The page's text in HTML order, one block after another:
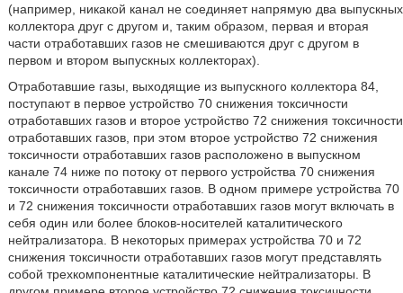
(например, никакой канал не соединяет напрямую два выпускных
коллектора друг с другом и, таким образом, первая и вторая
части отработавших газов не смешиваются друг с другом в
первом и втором выпускных коллекторах).
Отработавшие газы, выходящие из выпускного коллектора 84,
поступают в первое устройство 70 снижения токсичности
отработавших газов и второе устройство 72 снижения токсичности
отработавших газов, при этом второе устройство 72 снижения
токсичности отработавших газов расположено в выпускном
канале 74 ниже по потоку от первого устройства 70 снижения
токсичности отработавших газов. В одном примере устройства 70
и 72 снижения токсичности отработавших газов могут включать в
себя один или более блоков-носителей каталитического
нейтрализатора. В некоторых примерах устройства 70 и 72
снижения токсичности отработавших газов могут представлять
собой трехкомпонентные каталитические нейтрализаторы. В